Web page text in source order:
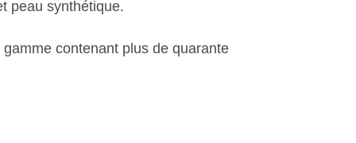
peau synthétique.
contenant plus de quarante